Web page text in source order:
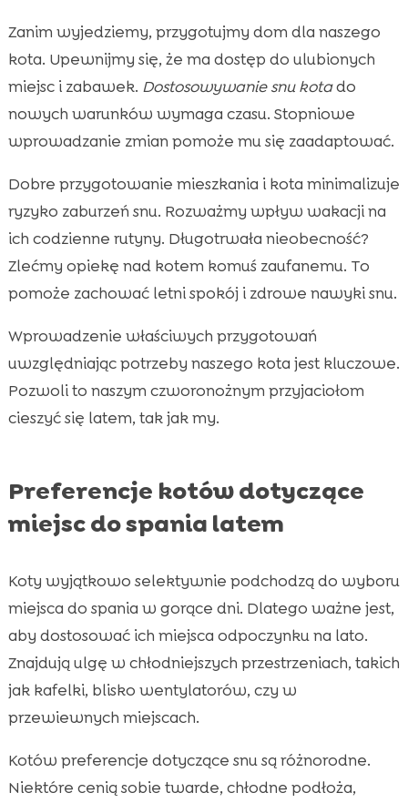
Zanim wyjedziemy, przygotujmy dom dla naszego
kota. Upewnijmy się, że ma dostęp do ulubionych
miejsc i zabawek. Dostosowywanie snu kotado
nowych warunków wymaga czasu. Stopniowe
wprowadzanie zmian pomoże mu się zaadaptować.
Dobre przygotowanie mieszkania i kota minimalizuje
ryzyko zaburzeń snu. Rozważmy wpływ wakacji na
ich codzienne rutyny. Długotrwała nieobecność?
Zlećmy opiekę nad kotem komuś zaufanemu. To
pomoże zachować letni spokój i zdrowe nawyki snu.
Wprowadzenie właściwych przygotowań
uwzględniając potrzeby naszego kota jest kluczowe.
Pozwoli to naszym czworonożnym przyjaciołom
cieszyć się latem, tak jak my.
Preferencje kotów dotyczące
miejsc do spania latem
Koty wyjątkowo selektywnie podchodzą do wyboru
miejsca do spania w gorące dni. Dlatego ważne jest,
aby dostosować ich miejsca odpoczynku na lato.
Znajdują ulgę w chłodniejszych przestrzeniach, takich
jak kafelki, blisko wentylatorów, czy w
przewiewnych miejscach.
Kotów preferencje dotyczące snu są różnorodne.
Niektóre cenią sobie twarde, chłodne podłoża,